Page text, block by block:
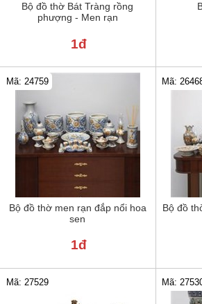
Bộ đồ thờ Bát Tràng rồng
phượng - Men rạn
1đ
Bộ đồ thờ men rạn đắp nổi hoa
sen
Mã: 24759
1đ
Bộ đồ
Mã:
Mã: 27529 Mã: